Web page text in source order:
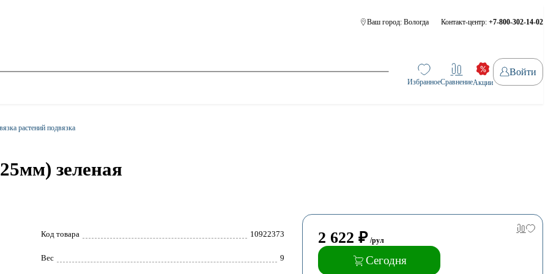
Ваш город: Вологда Контакт-центр: +7-800-302-14-02
ИзбранноеСравнениеАкции
Войти
растений подвязка
зеленая
Код товара 10922373
Вес 9
2 622 ₽ /рул
Сегодня